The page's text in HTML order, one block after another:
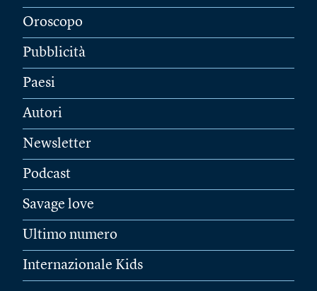
Oroscopo
Pubblicità
Paesi
Autori
Newsletter
Podcast
Savage love
Ultimo numero
Internazionale Kids